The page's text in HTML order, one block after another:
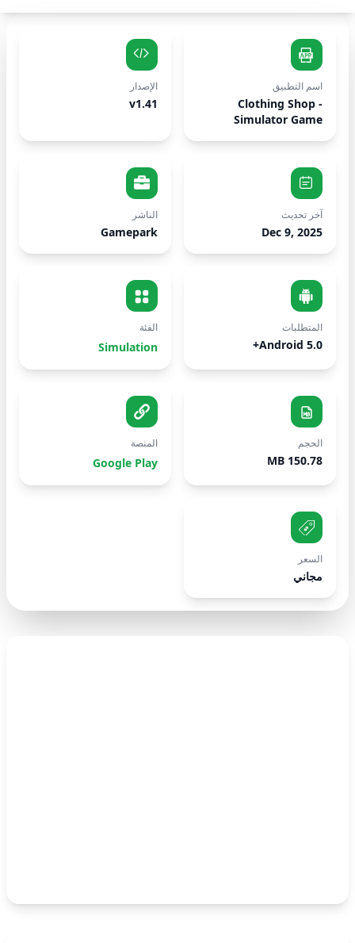
اسم التطبيق
Clothing Shop -
Simulator Game
الإصدار
v1.41
آخر تحديث
Dec 9, 2025
الناشر
Gamepark
المتطلبات
Android 5.0+
الفئة
Simulation
الحجم
150.78 MB
المنصة
Google Play
السعر
مجاني